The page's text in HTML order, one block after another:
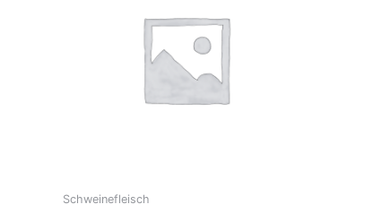
Schweinefleisch